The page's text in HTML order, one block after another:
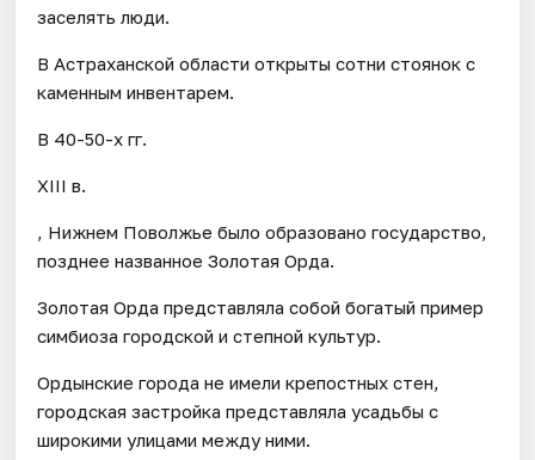
заселять люди.
В Астраханской области открыты сотни стоянок с
каменным инвентарем.
В 40-50-х гг.
XIII в.
, Нижнем Поволжье было образовано государство,
позднее названное Золотая Орда.
Золотая Орда представляла собой богатый пример
симбиоза городской и степной культур.
Ордынские города не имели крепостных стен,
городская застройка представляла усадьбы с
широкими улицами между ними.